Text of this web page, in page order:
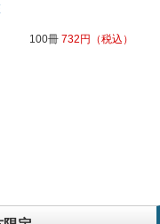
100冊 732 円 （税込）